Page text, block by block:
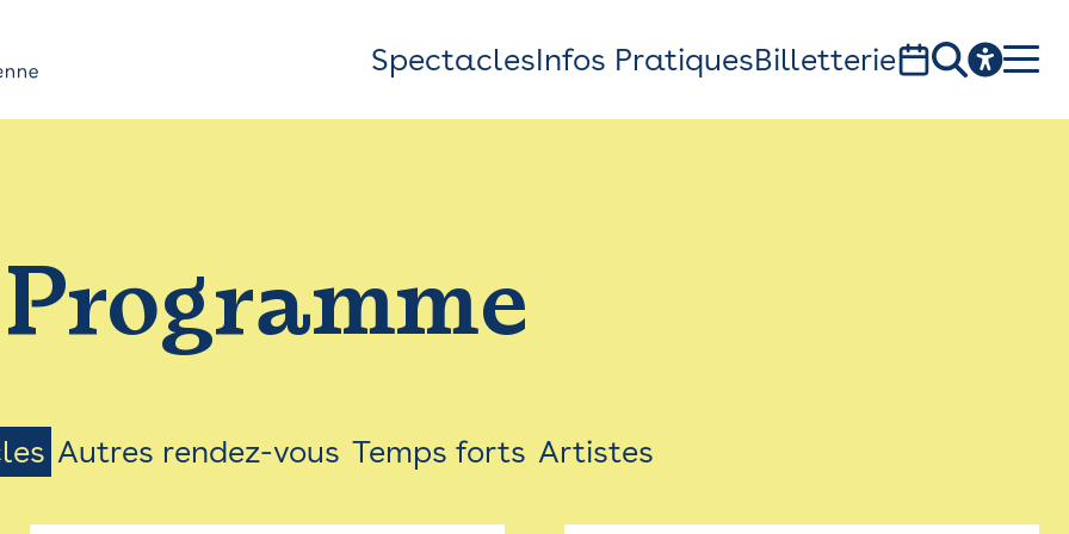
Top
Bar
Menu
SpectaclesInfos PratiquesBilletterie
1, av. du Chateau d'eau - 31300 Toulouse
Programme
Autres rendez-vous Temps forts Artistes